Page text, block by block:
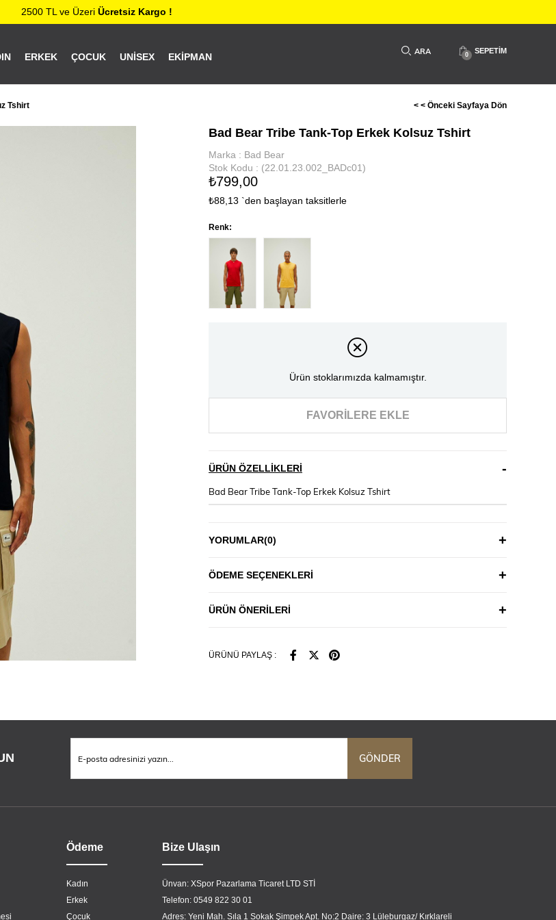
2500 TL ve Üzeri Ücretsiz Kargo !
SEPETIM
0
ERKEK ÇOCUK UNISEX EKIPMAN
Tshirt < < Önceki Sayfaya Dön
Bad Bear Tribe Tank-Top Erkek Kolsuz Tshirt
Marka : Bad Bear
Stok Kodu
(22.01.23.002_BADc01)
₺799,00
₺88,13 `den başlayan taksitlerle
Renk:
Ürün stoklarımızda kalmamıştır.
FAVORILERE EKLE
ÜRÜN ÖZELLIKLERI
Bad Bear Tribe Tank-Top Erkek Kolsuz Tshirt
YORUMLAR(0)
ÖDEME SEÇENEKLERI
ÜRÜN ÖNERILERI
ÜRÜNÜ PAYLAŞ :
GÖNDER
Ödeme
Kadın
Erkek
Çocuk
Bize Ulaşın
Ünvan: XSpor Pazarlama Ticaret LTD STİ
Telefon: 0549 822 30 01
Adres: Yeni Mah. Sıla 1 Sokak Şimpek Apt. No:2 Daire: 3 Lüleburgaz/ Kırklareli